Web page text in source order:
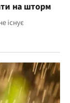
на шторм
існує